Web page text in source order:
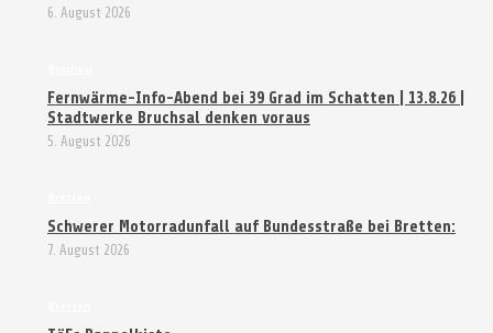
6. August 2026
Fernwärme-Info-Abend bei 39 Grad im Schatten | 13.8.26 |
Stadtwerke Bruchsal denken voraus
5. August 2026
Schwerer Motorradunfall auf Bundesstraße bei Bretten:
7. August 2026